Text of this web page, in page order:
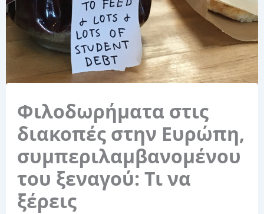
Φιλοδωρήματα στις
διακοπές στην Ευρώπη,
συμπεριλαμβανομένου
του ξεναγού: Τι να
ξέρεις